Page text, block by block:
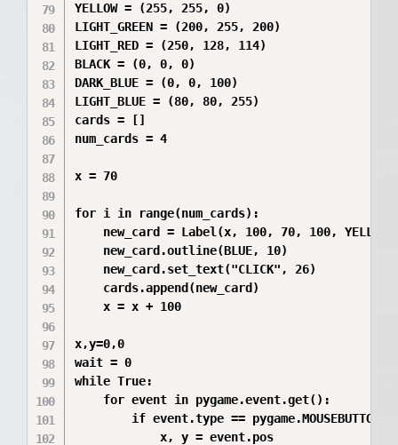
YELLOW = (255, 255, 0)
LIGHT_GREEN = (200, 255, 200)
LIGHT_RED = (250, 128, 114)
BLACK = (0, 0, 0)
DARK_BLUE = (0, 0, 100)
LIGHT_BLUE = (80, 80, 255)
cards = []
num_cards = 4
x = 70
for i in range(num_cards):
    new_card = Label(x, 100, 70, 100, YELLOW)
    new_card.outline(BLUE, 10)
    new_card.set_text("CLICK", 26)
    cards.append(new_card)
    x = x + 100
x,y=0,0
wait = 0
while True:
    for event in pygame.event.get():
if event.type ==
            x, y = event.pos